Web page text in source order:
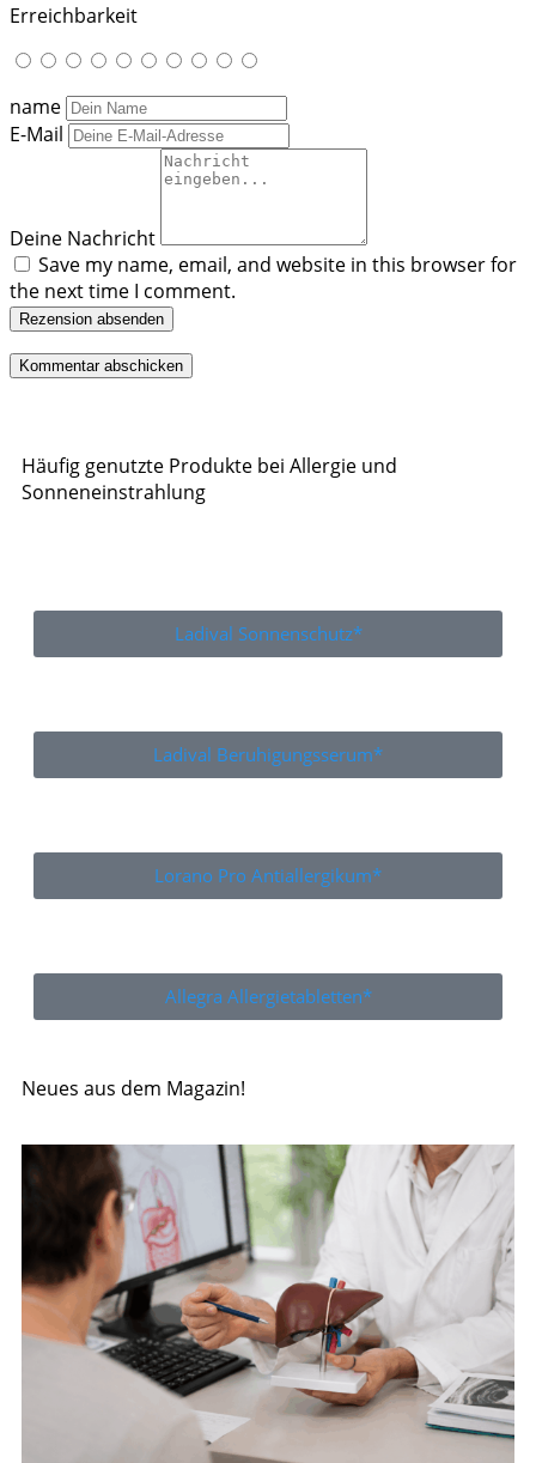
Erreichbarkeit
name
E-Mail
Deine Nachricht
Save my name, email, and website in this browser for
the next time I comment.
Rezension absenden
Häufig genutzte Produkte bei Allergie und
Sonneneinstrahlung
Ladival Sonnenschutz*
Ladival Beruhigungsserum*
Lorano Pro Antiallergikum*
Allegra Allergietabletten*
Neues aus dem Magazin!